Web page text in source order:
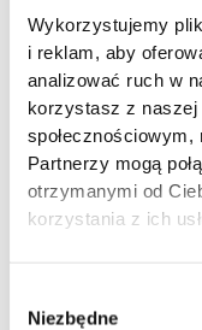
Wykorzystujemy
i reklam, aby
analizować ruch w
korzystasz z naszej
Partnerzy mogą
otrzymanymi od
korzystania z ich
zgody
Niezbędne
warianty nie
brakuje kodów
warianty mają
jeden produkt
Allegro,
część ofert
Allegro wymaga
później wystawiać lub